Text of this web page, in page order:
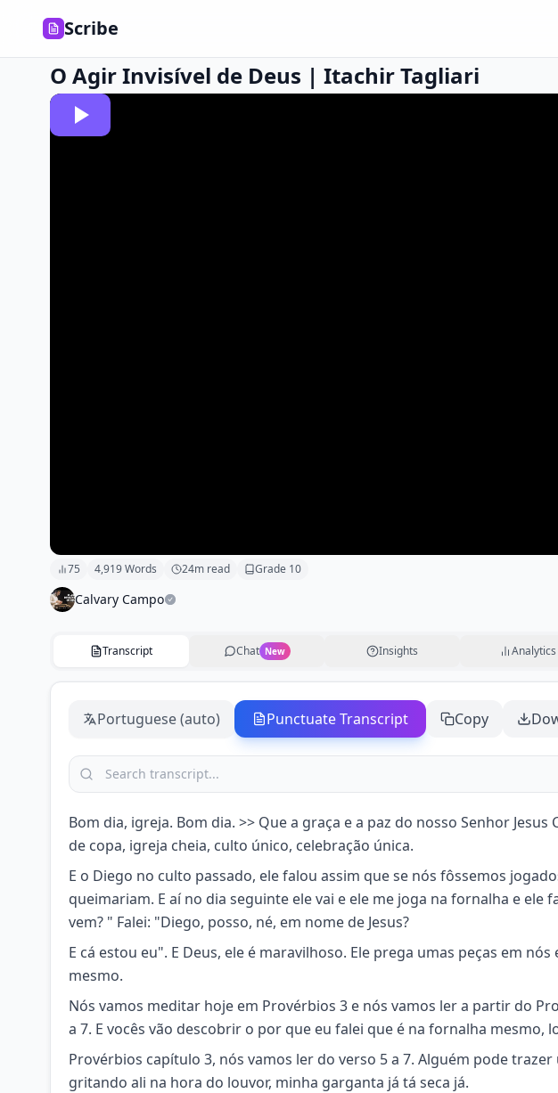
Scribe
O Agir Invisível de Deus | Itachir Tagliari
75 4,919Words 24m read Grade 10
Calvary Campo
Transcript Chat New Insights Analytics
Portuguese (auto) Punctuate Transcript Copy
Bom dia, igreja. Bom dia. >> Que a graça e a paz do nosso Senhor
de copa, igreja cheia, culto único, celebração única.
E o Diego no culto passado, ele falou assim que se nós fôssemos
queimariam. E aí no dia seguinte ele vai e ele me joga na fornalha e ele
vem? " Falei: "Diego, posso, né, em nome de Jesus?
E cá estou eu". E Deus, ele é maravilhoso. Ele prega umas peças em
mesmo.
Nós vamos meditar hoje em Provérbios 3 e nós vamos ler a partir do
a 7. E vocês vão descobrir o por que eu falei que é na fornalha mesmo,
Provérbios capítulo 3, nós vamos ler do verso 5 a 7. Alguém pode
gritando ali na hora do louvor, minha garganta já tá seca já.